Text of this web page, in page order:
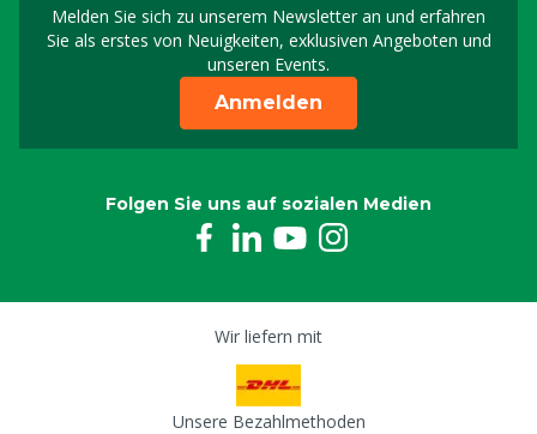
Melden Sie sich zu unserem Newsletter an und erfahren
Sie als erstes von Neuigkeiten, exklusiven Angeboten und
unseren Events.
Melden Sie sich für
Anmelden
Folgen Sie uns auf sozialen Medien
Wir liefern mit
Unsere Bezahlmethoden